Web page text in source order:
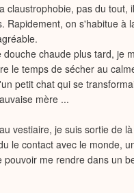
claustrophobie, pas du
Rapidement, on s'habitue à
chaude plus tard, je
le temps de sécher au
petit chat qui se
mère ...
vestiaire, je suis sortie de
le contact avec le monde,
pouvoir me rendre dans un